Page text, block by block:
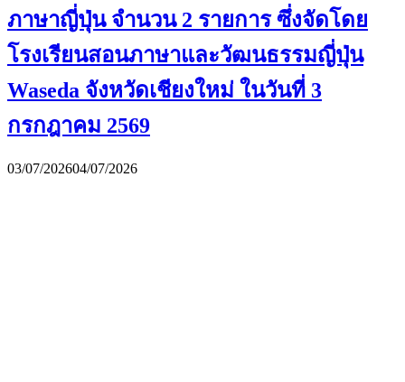
ภาษาญี่ปุ่น จำนวน 2 รายการ ซึ่งจัดโดย
โรงเรียนสอนภาษาและวัฒนธรรมญี่ปุ่น
Waseda จังหวัดเชียงใหม่ ในวันที่ 3
กรกฎาคม 2569
03/07/202604/07/2026